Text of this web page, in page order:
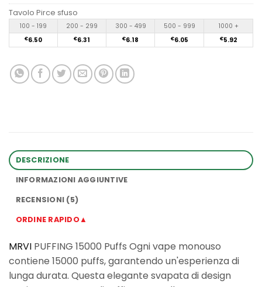
Tavolo Pirce sfuso
100 - 199 200 - 299 300 - 499 500 - 999 1000 +
€6.50 €6.31 €6.18 €6.05 €5.92
DESCRIZIONE
INFORMAZIONI AGGIUNTIVE
RECENSIONI (5)
ORDINE RAPIDO▲
MRVI PUFFING 15000 Puffs Ogni vape monouso
contiene 15000 puffs, garantendo un'esperienza di
lunga durata. Questa elegante svapata di design